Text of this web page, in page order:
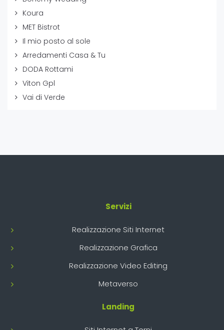
Koura
MET Bistrot
Il mio posto al sole
Arredamenti Casa & Tu
DODA Rottami
Viton Gpl
Vai di Verde
Servizi
Realizzazione Siti Internet
Realizzazione Grafica
Realizzazione Video Editing
Metaverso
Landing